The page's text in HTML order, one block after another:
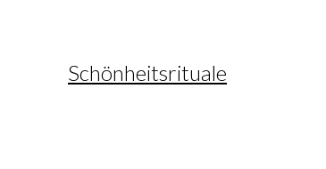
Schönheitsrituale